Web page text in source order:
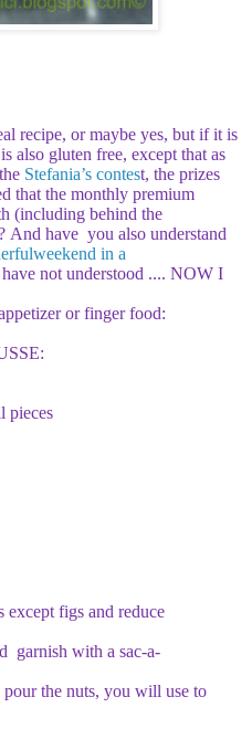
recipe, or maybe yes, but if it is
also gluten free, except that as
Stefania’s contest, the prizes
that the monthly premium
(including behind the
And have you also understand
in a
not understood .... NOW I
orfinger food:
:
pieces
except figs and reduce
garnish with a sac-a-
the nuts, you will use to